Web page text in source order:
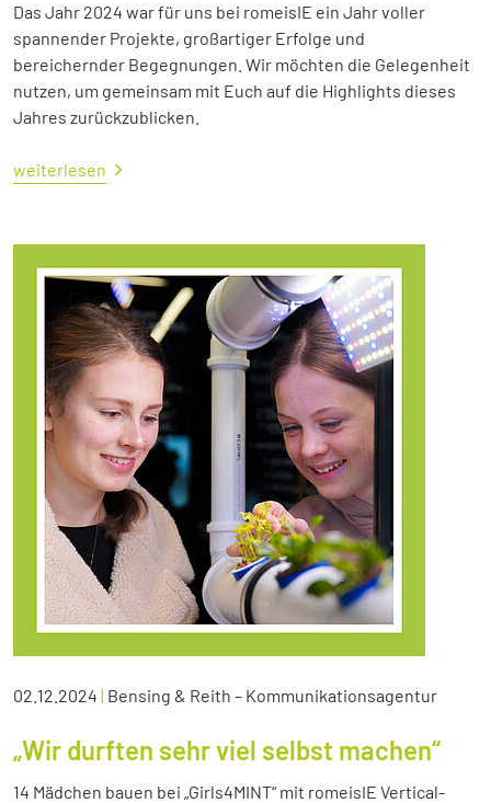
Das Jahr 2024 war für uns bei romeisIE ein Jahr voller
spannender Projekte, großartiger Erfolge und
bereichernder Begegnungen. Wir möchten die Gelegenheit
nutzen, um gemeinsam mit Euch auf die Highlights dieses
Jahres zurückzublicken.
weiterlesen
02.12.2024 | Bensing & Reith – Kommunikationsagentur
„Wir durften sehr viel selbst machen“
14 Mädchen bauen bei „Girls4MINT“ mit romeisIE Vertical-